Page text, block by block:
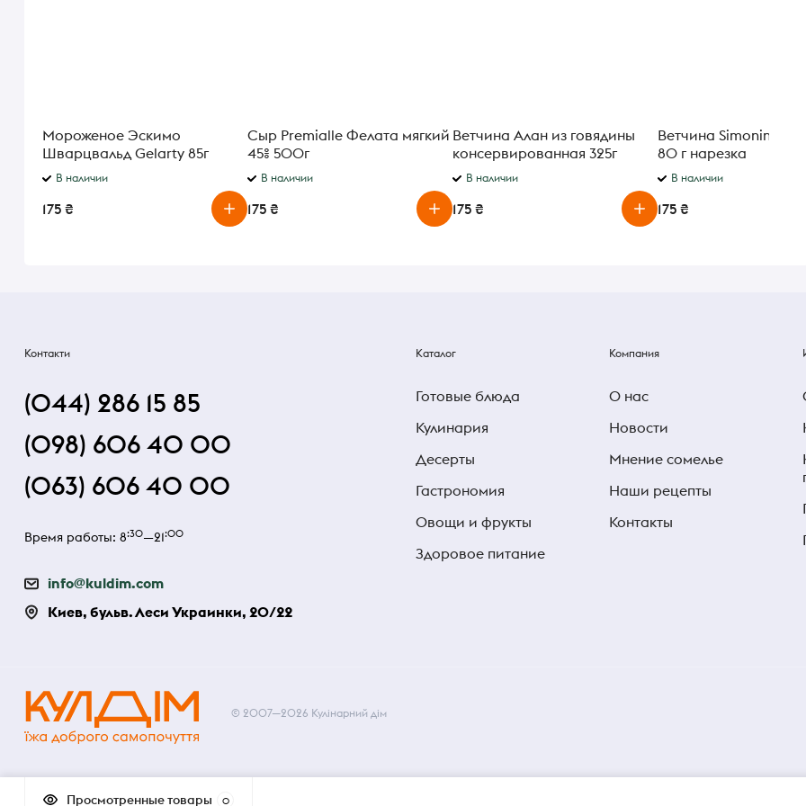
Мороженое Эскимо
Шварцвальд Gelarty 85г
В наличии
175 ₴
Сыр Premialle Фелата мягкий
45% 500г
В наличии
175 ₴
Ветчина Алан из говядины
консервированная 325г
В наличии
175 ₴
Ветчина Simonini
80 г нарезка
В наличии
175 ₴
Контакти
(044) 286 15 85
(098) 606 40 00
(063) 606 40 00
Время работы: 8:30—21:00
info@kuldim.com
Киев, бульв. Леси Украинки, 20/22
Каталог
Готовые блюда
Кулинария
Десерты
Гастрономия
Овощи и фрукты
Здоровое питание
Компания
О нас
Новости
Мнение сомелье
Наши рецепты
Контакты
© 2007—2026 Кулінарний дім
Просмотренные товары 0